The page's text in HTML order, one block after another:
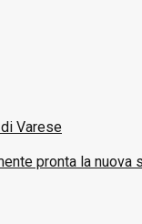
Varese
pronta la nuova